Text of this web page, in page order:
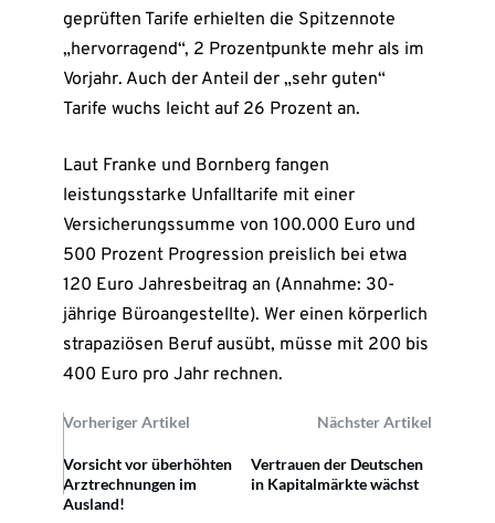
geprüften Tarife erhielten die Spitzennote
„hervorragend“, 2 Prozentpunkte mehr als im
Vorjahr. Auch der Anteil der „sehr guten“
Tarife wuchs leicht auf 26 Prozent an.
Laut Franke und Bornberg fangen
leistungsstarke Unfalltarife mit einer
Versicherungssumme von 100.000 Euro und
500 Prozent Progression preislich bei etwa
120 Euro Jahresbeitrag an (Annahme: 30-
jährige Büroangestellte). Wer einen körperlich
strapaziösen Beruf ausübt, müsse mit 200 bis
400 Euro pro Jahr rechnen.
Vorheriger Artikel Nächster Artikel
Vorsicht vor überhöhten
Arztrechnungen im
Ausland!
Vertrauen der Deutschen
in Kapitalmärkte wächst